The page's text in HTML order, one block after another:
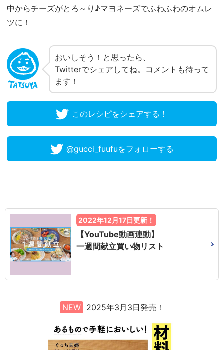
中からチーズがとろ～り♪マヨネーズでふわふわのオムレ
ツに！
おいしそう！と思ったら、
Twitterでシェアしてね。コメントも待って
ます！
このレシピをシェアする！
@gucci_fuufuをフォローする
2022年12月17日更新！
【YouTube動画連動】
一週間献立買い物リスト
NEW 2025年3月3日発売！